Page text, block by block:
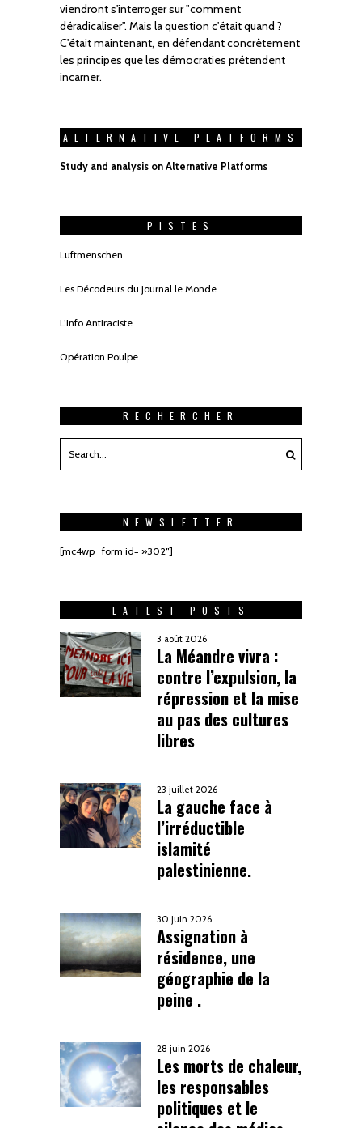
viendront s'interroger sur "comment
déradicaliser". Mais la question c'était quand ?
C'était maintenant, en défendant concrètement
les principes que les démocraties prétendent
incarner.
ALTERNATIVE PLATFORMS
Study and analysis on Alternative Platforms
PISTES
Luftmenschen
Les Décodeurs du journal le Monde
L’Info Antiraciste
Opération Poulpe
RECHERCHER
NEWSLETTER
[mc4wp_form id= »302″]
LATEST POSTS
3 août 2026
La Méandre vivra :
contre l’expulsion, la
répression et la mise
au pas des cultures
libres
23 juillet 2026
La gauche face à
l’irréductible
islamité
palestinienne.
30 juin 2026
Assignation à
résidence, une
géographie de la
peine .
28 juin 2026
Les morts de chaleur,
les responsables
politiques et le